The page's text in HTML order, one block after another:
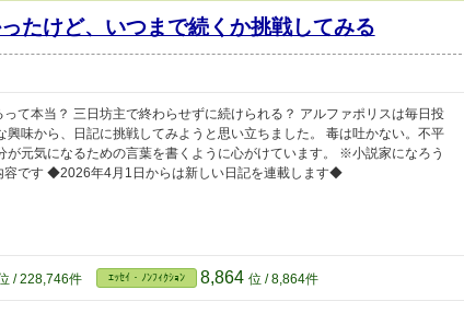
たけど、いつまで続くか挑戦してみる
て本当？ 三日坊主で終わらせずに続けられる？ アルファポリスは毎日投
興味から、日記に挑戦してみようと思い立ちました。 毒は吐かない。不平
が元気になるための言葉を書くように心がけています。 ※小説家になろう
容です ◆2026年4月1日からは新しい日記を連載します◆
/ 228,746件 ｴｯｾｲ・ﾉﾝﾌｨｸｼｮﾝ 8,864 位 / 8,864件